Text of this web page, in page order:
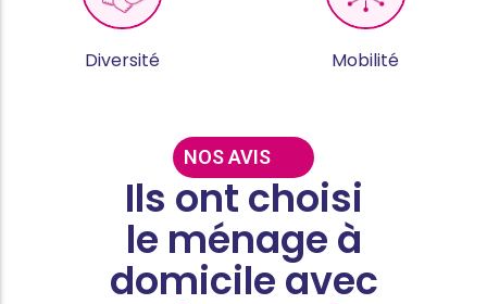
Diversité Mobilité
NOS AVIS
Ils ont choisi
le ménage à
domicile avec